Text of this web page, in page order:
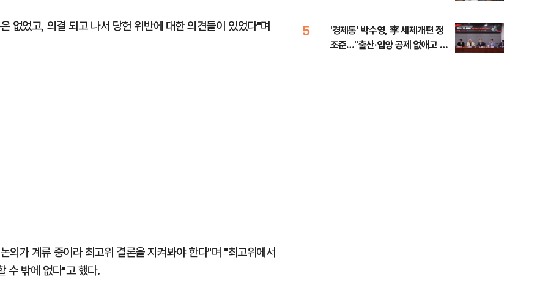
없었고, 의결 되고 나서 당헌 위반에 대한 의견들이 있었다"며
의가 계류 중이라 최고위 결론을 지켜봐야 한다"며 "최고위에서
수 밖에 없다"고 했다.
나, 삼전닉스 올인은 금물, SK하
이닉스 프리마켓 시초가 논란 재
점화, 김민석 "과반 승리 가능성
5
'경제통' 박수영, 李 세제개편 정
조준…"출산·입양 공제 없애고 세